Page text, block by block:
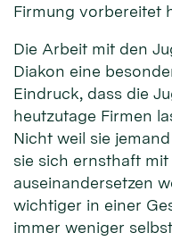
Firmung vorbereitet
Die Arbeit mit den
Diakon eine
Eindruck, dass die
heutzutage Firmen
Nicht weil sie
sie sich ernsthaft
auseinandersetzen
wichtiger in einer
immer weniger